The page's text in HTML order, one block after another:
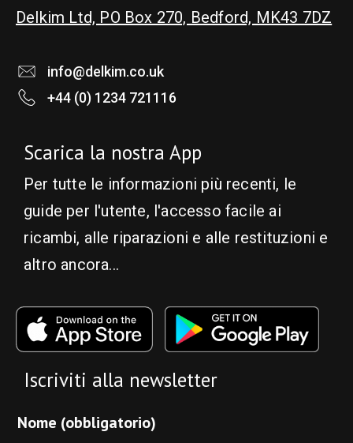
page
Delkim Ltd, PO Box 270, Bedford, MK43 7DZ
info@delkim.co.uk
+44 (0) 1234 721116
Scarica la nostra App
Per tutte le informazioni più recenti, le
guide per l'utente, l'accesso facile ai
ricambi, alle riparazioni e alle restituzioni e
altro ancora...
Iscriviti alla newsletter
Nome (obbligatorio)